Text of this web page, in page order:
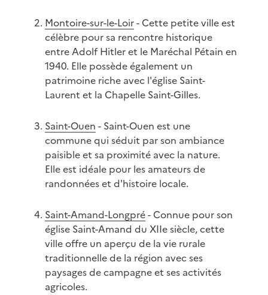
Montoire-sur-le-Loir- Cette petite ville est
célèbre pour sa rencontre historique
entre Adolf Hitler et le Maréchal Pétain en
1940. Elle possède également un
patrimoine riche avec l'église Saint-
Laurent et la Chapelle Saint-Gilles.
Saint-Ouen - Saint-Ouen est une
commune qui séduit par son ambiance
paisible et sa proximité avec la nature.
Elle est idéale pour les amateurs de
randonnées et d'histoire locale.
Saint-Amand-Longpré- Connue pour son
église Saint-Amand du XIIe siècle, cette
ville offre un aperçu de la vie rurale
traditionnelle de la région avec ses
paysages de campagne et ses activités
agricoles.